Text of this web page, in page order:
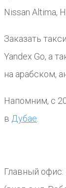
Nissan Altima,
Заказать
Yandex Go, а
на арабском,
Напомним, с
в Дубае
Главный офис: